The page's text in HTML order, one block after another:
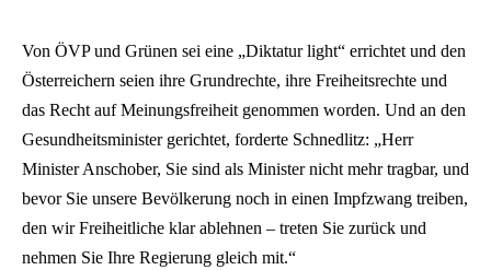
Von ÖVP und Grünen sei eine „Diktatur light“ errichtet und den
Österreichern seien ihre Grundrechte, ihre Freiheitsrechte und
das Recht auf Meinungsfreiheit genommen worden. Und an den
Gesundheitsminister gerichtet, forderte Schnedlitz: „Herr
Minister Anschober, Sie sind als Minister nicht mehr tragbar, und
bevor Sie unsere Bevölkerung noch in einen Impfzwang treiben,
den wir Freiheitliche klar ablehnen – treten Sie zurück und
nehmen Sie Ihre Regierung gleich mit.“